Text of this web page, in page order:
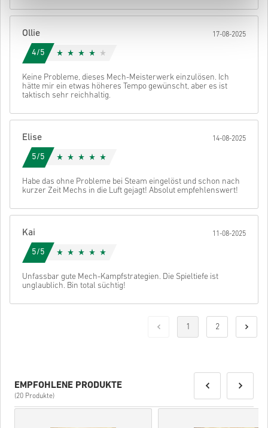
Danach erhältst du eine E-Mail mit einem sicheren Link zu deinem
Ollie 17-08-2025
4/5
Keine Probleme, dieses Mech-Meisterwerk einzulösen. Ich
hätte mir ein etwas höheres Tempo gewünscht, aber es ist
taktisch sehr reichhaltig.
Elise 14-08-2025
5/5
Habe das ohne Probleme bei Steam eingelöst und schon nach
kurzer Zeit Mechs in die Luft gejagt! Absolut empfehlenswert!
Kai 11-08-2025
5/5
Unfassbar gute Mech-Kampfstrategien. Die Spieltiefe ist
unglaublich. Bin total süchtig!
1 2
EMPFOHLENE PRODUKTE
(20 Produkte)